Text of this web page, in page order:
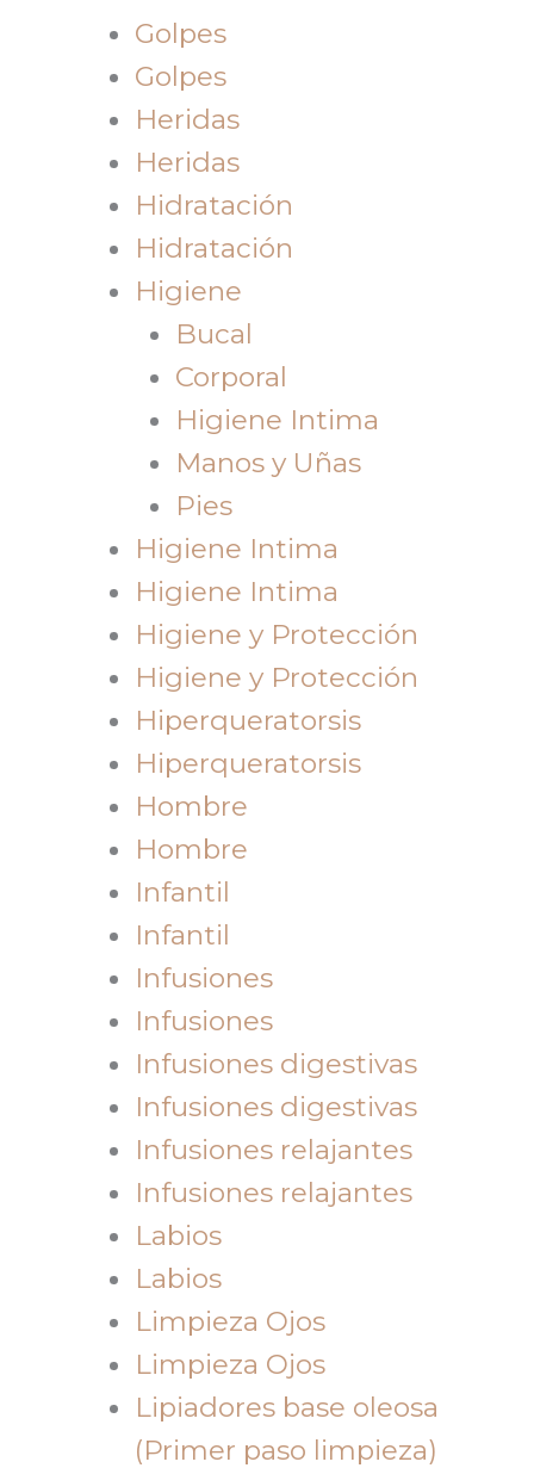
Golpes
Golpes
Heridas
Heridas
Hidratación
Hidratación
Higiene
Bucal
Corporal
Higiene Intima
Manos y Uñas
Pies
Higiene Intima
Higiene Intima
Higiene y Protección
Higiene y Protección
Hiperqueratorsis
Hiperqueratorsis
Hombre
Hombre
Infantil
Infantil
Infusiones
Infusiones
Infusiones digestivas
Infusiones digestivas
Infusiones relajantes
Infusiones relajantes
Labios
Labios
Limpieza Ojos
Limpieza Ojos
Lipiadores base oleosa
(Primer paso limpieza)